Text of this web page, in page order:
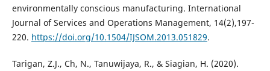
environmentally conscious manufacturing. International
Journal of Services and Operations Management, 14(2),197-
220. https://doi.org/10.1504/IJSOM.2013.051829.
Tarigan, Z.J., Ch, N., Tanuwijaya, R., & Siagian, H. (2020).